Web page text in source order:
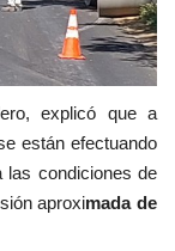
explicó que a
están efectuando
las condiciones de
aproximada de